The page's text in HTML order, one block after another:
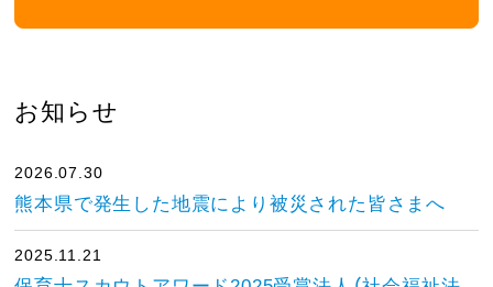
お知らせ
2026.07.30
熊本県で発生した地震により被災された皆さまへ
2025.11.21